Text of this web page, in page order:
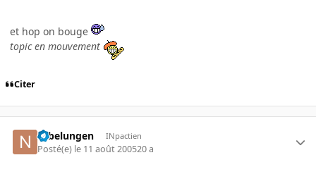
et hop on bouge
topic en mouvement
Citer
Nibelungen INpactien
Posté(e) le 11 août 200520 a